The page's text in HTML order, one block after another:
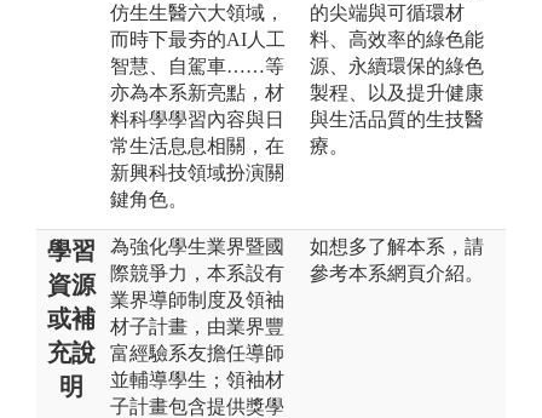
仿生生醫六大領域，
而時下最夯的AI人工
智慧、自駕車……等
亦為本系新亮點，材
料科學學習內容與日
常生活息息相關，在
新興科技領域扮演關
鍵角色。
的尖端與可循環材
料、高效率的綠色能
源、永續環保的綠色
製程、以及提升健康
與生活品質的生技醫
療。
學習
資源
或補
充說
明
為強化學生業界暨國
際競爭力，本系設有
業界導師制度及領袖
材子計畫，由業界豐
富經驗系友擔任導師
並輔導學生；領袖材
子計畫包含提供獎學
如想多了解本系，請
參考本系網頁介紹。